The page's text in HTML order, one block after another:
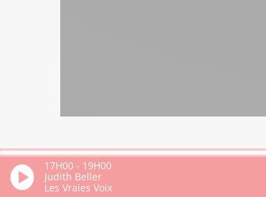
17H00 - 19H00
Judith Beller
Les Vraies Voix